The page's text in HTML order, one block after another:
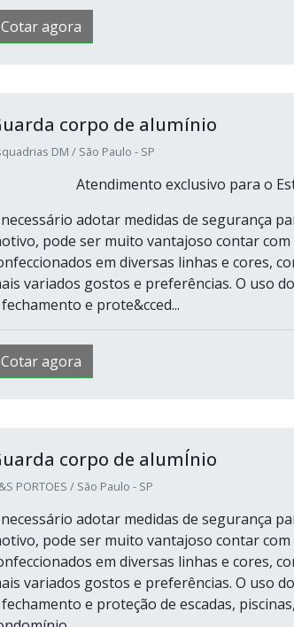
Cotar agora
corpo de alumínio
DM / São Paulo - SP
Atendimento exclusivo para o
necessário adotar medidas de segurança
pode ser muito vantajoso contar
em diversas linhas e cores,
variados gostos e preferências. O uso
e prote&cced...
Cotar agora
corpo de alumÍnio
PORTOES / São Paulo - SP
necessário adotar medidas de segurança
pode ser muito vantajoso contar
em diversas linhas e cores,
variados gostos e preferências. O uso
e proteção de escadas,